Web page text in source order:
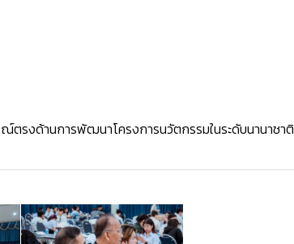
ตรงด้านการพัฒนาโครงการนวัตกรรมในระดับนานาชาติ